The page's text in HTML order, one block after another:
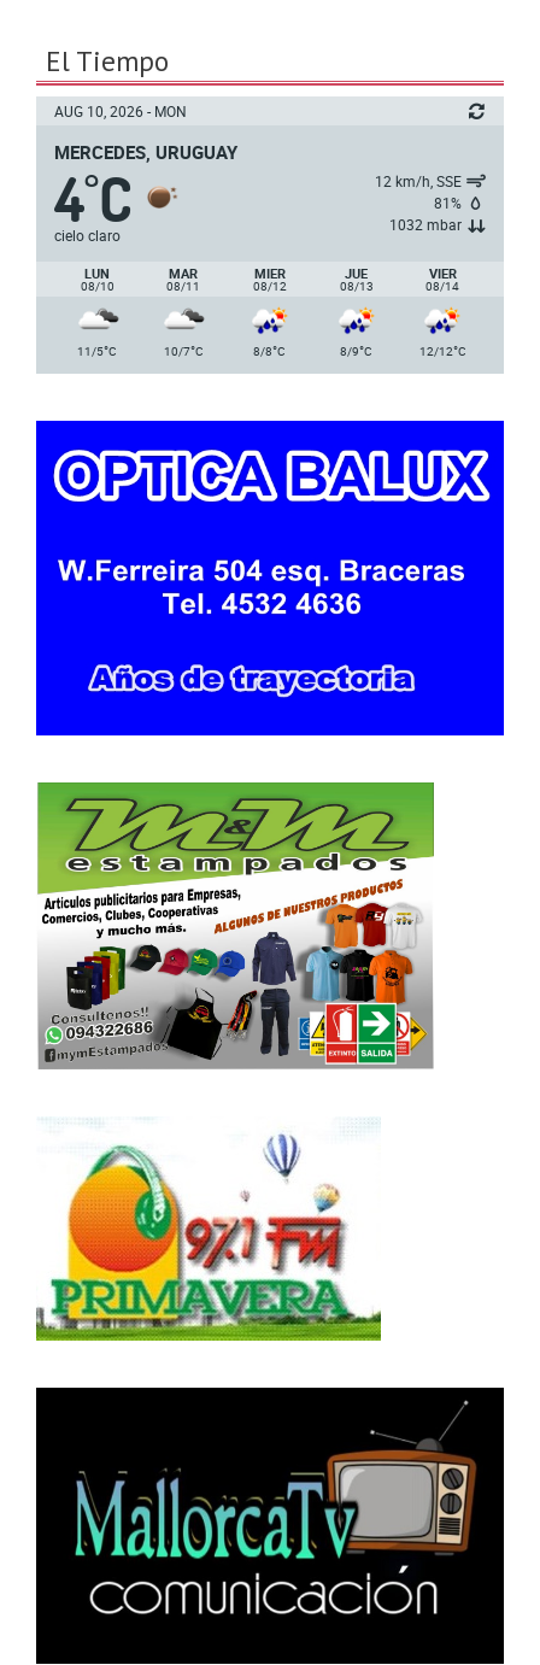
El Tiempo
AUG 10, 2026 - MON
MERCEDES, URUGUAY
4°C
cielo claro
12 km/h, SSE
81%
1032 mbar
LUN
08/10
MAR
08/11
MIER
08/12
JUE
08/13
VIER
08/14
11/5°C 10/7°C 8/8°C 8/9°C 12/12°C